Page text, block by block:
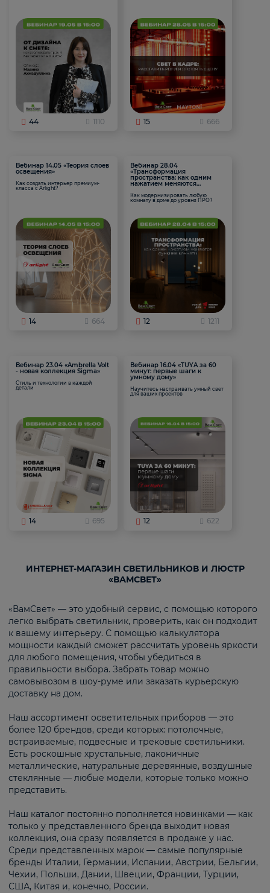
44 1110 15 666
Вебинар 14.05 «Теория слоев
освещения»
Как создать интерьер премиум-
класса с Arlight?
14 664
Вебинар 28.04
«Трансформация
пространства: как одним
нажатием меняются
Как модернизировать любую
комнату в доме до уровня ПРО?
12 1211
Вебинар 23.04 «Ambrella Volt
- новая коллекция Sigma»
Стиль и технологии в каждой
детали
14 695
Вебинар 16.04 «TUYA за 60
минут: первые шаги к
умному дому»
Научитесь настраивать умный свет
для ваших проектов
12 622
ИНТЕРНЕТ-МАГАЗИН СВЕТИЛЬНИКОВ И ЛЮСТР
«ВАМСВЕТ»
«ВамСвет» — это удобный сервис, с помощью которого
легко выбрать светильник, проверить, как он подходит
к вашему интерьеру. С помощью калькулятора
мощности каждый сможет рассчитать уровень яркости
для любого помещения, чтобы убедиться в
правильности выбора. Забрать товар можно
самовывозом в шоу-руме или заказать курьерскую
доставку на дом.
Наш ассортимент осветительных приборов — это
более 120 брендов, среди которых: потолочные,
встраиваемые, подвесные и трековые светильники.
Есть роскошные хрустальные, лаконичные
металлические, натуральные деревянные, воздушные
стеклянные — любые модели, которые только можно
представить.
Наш каталог постоянно пополняется новинками — как
только у представленного бренда выходит новая
коллекция, она сразу появляется в продаже у нас.
Среди представленных марок — самые популярные
бренды Италии, Германии, Испании, Австрии, Бельгии,
Чехии, Польши, Дании, Швеции, Франции, Турции,
США, Китая и, конечно, России.